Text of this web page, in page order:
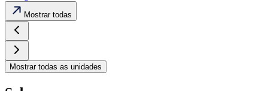
Mostrar todas
Mostrar todas as unidades